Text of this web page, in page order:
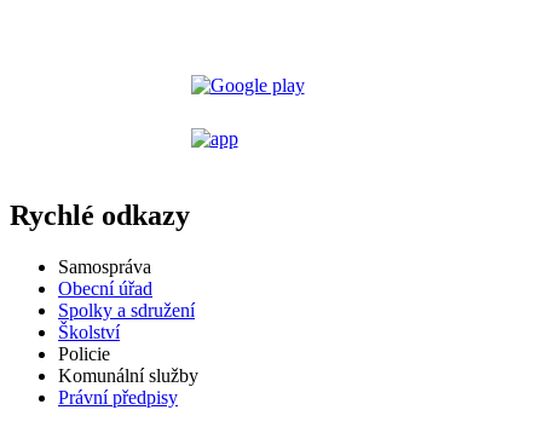
Rychlé odkazy
Samospráva
Obecní úřad
Spolky a sdružení
Školství
Policie
Komunální služby
Právní předpisy